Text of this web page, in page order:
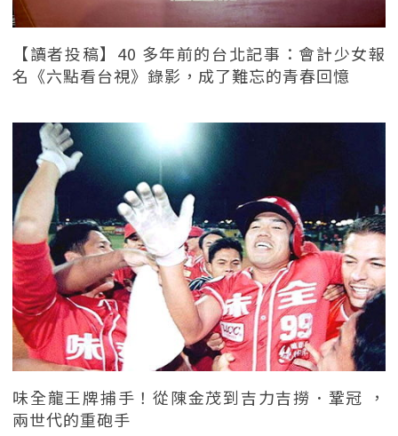
【讀者投稿】40 多年前的台北記事：會計少女報
名《六點看台視》錄影，成了難忘的青春回憶
味全龍王牌捕手！從陳金茂到吉力吉撈．鞏冠 ，
兩世代的重砲手